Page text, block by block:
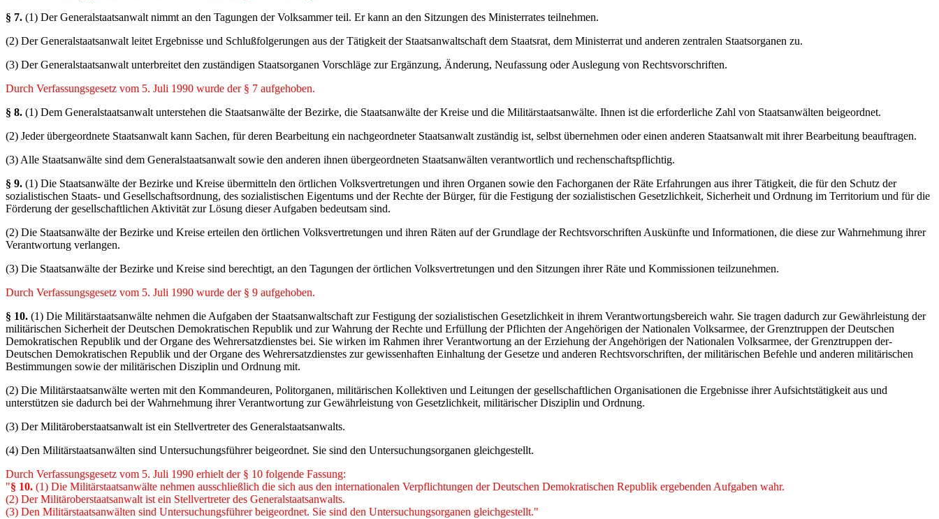
§ 7. (1) Der Generalstaatsanwalt nimmt an den Tagungen der Volksammer teil. Er kann an den Sitzungen des Ministerrates teilnehmen.
(2) Der Generalstaatsanwalt leitet Ergebnisse und Schlußfolgerungen aus der Tätigkeit der Staatsanwaltschaft dem Staatsrat, dem Ministerrat und anderen zentralen Staatsorganen zu.
(3) Der Generalstaatsanwalt unterbreitet den zuständigen Staatsorganen Vorschläge zur Ergänzung, Änderung, Neufassung oder Auslegung von Rechtsvorschriften.
Durch Verfassungsgesetz vom 5. Juli 1990 wurde der § 7 aufgehoben.
§ 8. (1) Dem Generalstaatsanwalt unterstehen die Staatsanwälte der Bezirke, die Staatsanwälte der Kreise und die Militärstaatsanwälte. Ihnen ist die erforderliche Zahl von Staatsanwälten beigeordnet.
(2) Jeder übergeordnete Staatsanwalt kann Sachen, für deren Bearbeitung ein nachgeordneter Staatsanwalt zuständig ist, selbst übernehmen oder einen anderen Staatsanwalt mit ihrer Bearbeitung beauftragen.
(3) Alle Staatsanwälte sind dem Generalstaatsanwalt sowie den anderen ihnen übergeordneten Staatsanwälten verantwortlich und rechenschaftspflichtig.
§ 9. (1) Die Staatsanwälte der Bezirke und Kreise übermitteln den örtlichen Volksvertretungen und ihren Organen sowie den Fachorganen der Räte Erfahrungen aus ihrer Tätigkeit, die für den Schutz der
sozialistischen Staats- und Gesellschaftsordnung, des sozialistischen Eigentums und der Rechte der Bürger, für die Festigung der sozialistischen Gesetzlichkeit, Sicherheit und Ordnung im Territorium und für die
Förderung der gesellschaftlichen Aktivität zur Lösung dieser Aufgaben bedeutsam sind.
(2) Die Staatsanwälte der Bezirke und Kreise erteilen den örtlichen Volksvertretungen und ihren Räten auf der Grundlage der Rechtsvorschriften Auskünfte und Informationen, die diese zur Wahrnehmung ihrer
Verantwortung verlangen.
(3) Die Staatsanwälte der Bezirke und Kreise sind berechtigt, an den Tagungen der örtlichen Volksvertretungen und den Sitzungen ihrer Räte und Kommissionen teilzunehmen.
Durch Verfassungsgesetz vom 5. Juli 1990 wurde der § 9 aufgehoben.
§ 10. (1) Die Militärstaatsanwälte nehmen die Aufgaben der Staatsanwaltschaft zur Festigung der sozialistischen Gesetzlichkeit in ihrem Verantwortungsbereich wahr. Sie tragen dadurch zur Gewährleistung der
militärischen Sicherheit der Deutschen Demokratischen Republik und zur Wahrung der Rechte und Erfüllung der Pflichten der Angehörigen der Nationalen Volksarmee, der Grenztruppen der Deutschen
Demokratischen Republik und der Organe des Wehrersatzdienstes bei. Sie wirken im Rahmen ihrer Verantwortung an der Erziehung der Angehörigen der Nationalen Volksarmee, der Grenztruppen der-
Deutschen Demokratischen Republik und der Organe des Wehrersatzdienstes zur gewissenhaften Einhaltung der Gesetze und anderen Rechtsvorschriften, der militärischen Befehle und anderen militärischen
Bestimmungen sowie der militärischen Disziplin und Ordnung mit.
(2) Die Militärstaatsanwälte werten mit den Kommandeuren, Politorganen, militärischen Kollektiven und Leitungen der gesellschaftlichen Organisationen die Ergebnisse ihrer Aufsichtstätigkeit aus und
unterstützen sie dadurch bei der Wahrnehmung ihrer Verantwortung zur Gewährleistung von Gesetzlichkeit, militärischer Disziplin und Ordnung.
(3) Der Militäroberstaatsanwalt ist ein Stellvertreter des Generalstaatsanwalts.
(4) Den Militärstaatsanwälten sind Untersuchungsführer beigeordnet. Sie sind den Untersuchungsorganen gleichgestellt.
Durch Verfassungsgesetz vom 5. Juli 1990 erhielt der § 10 folgende Fassung:
"§ 10. (1) Die Militärstaatsanwälte nehmen ausschließlich die sich aus den internationalen Verpflichtungen der Deutschen Demokratischen Republik ergebenden Aufgaben wahr.
(2) Der Militäroberstaatsanwalt ist ein Stellvertreter des Generalstaatsanwalts.
(3) Den Militärstaatsanwälten sind Untersuchungsführer beigeordnet. Sie sind den Untersuchungsorganen gleichgestellt."